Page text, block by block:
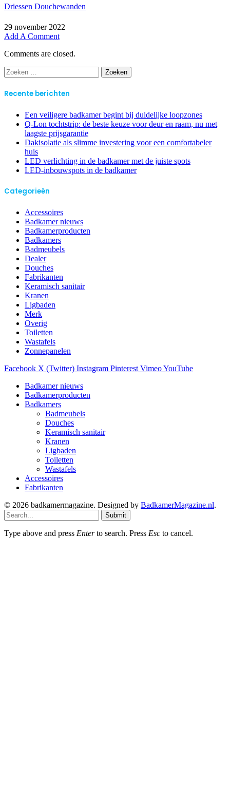
Driessen Douchewanden
29 november 2022
Add A Comment
Comments are closed.
Zoeken
naar:
Recente berichten
Een veiligere badkamer begint bij duidelijke loopzones
Q-Lon tochtstrip: de beste keuze voor deur en raam, nu met
laagste prijsgarantie
Dakisolatie als slimme investering voor een comfortabeler
huis
LED verlichting in de badkamer met de juiste spots
LED-inbouwspots in de badkamer
Categorieën
Accessoires
Badkamer nieuws
Badkamerproducten
Badkamers
Badmeubels
Dealer
Douches
Fabrikanten
Keramisch sanitair
Kranen
Ligbaden
Merk
Overig
Toiletten
Wastafels
Zonnepanelen
Facebook X (Twitter) Instagram Pinterest VimeoYouTube
Badkamer nieuws
Badkamerproducten
Badkamers
Badmeubels
Douches
Keramisch sanitair
Kranen
Ligbaden
Toiletten
Wastafels
Accessoires
Fabrikanten
© 2026 badkamermagazine. Designed by BadkamerMagazine.nl.
Submit
Type above and press Enterto search. Press Esc to cancel.